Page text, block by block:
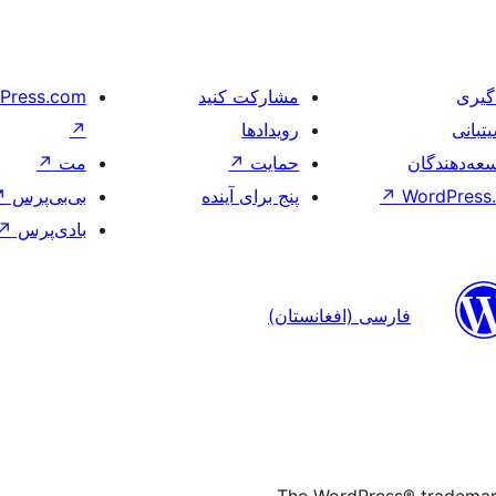
↗
مشارکت کنید
رویدادها
حمایت ↗
پنج برای آینده
↗
مت ↗
بی‌بی‌پرس
بادی‌پرس
فارسی (افغانستان)